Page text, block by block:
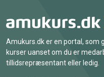
Amukurs.dk er en portal, som
kurser uanset om du er
tillidsrepræsentant eller ledig.